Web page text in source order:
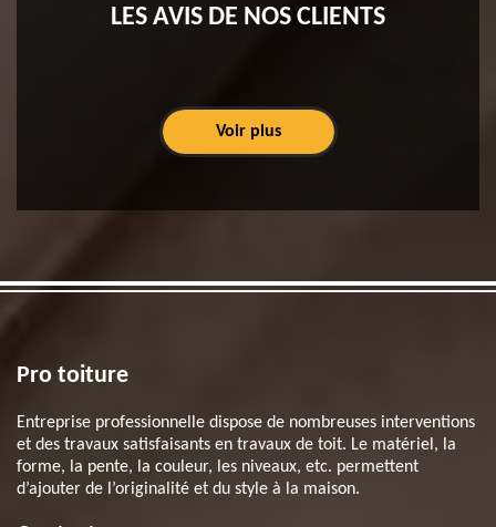
LES AVIS DE NOS CLIENTS
Voir plus
Pro toiture
Entreprise professionnelle dispose de nombreuses interventions
et des travaux satisfaisants en travaux de toit. Le matériel, la
forme, la pente, la couleur, les niveaux, etc. permettent
d’ajouter de l’originalité et du style à la maison.